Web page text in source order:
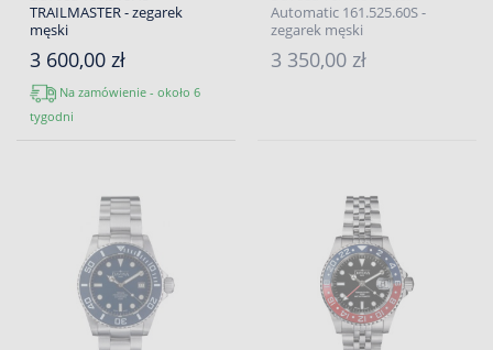
TRAILMASTER - zegarek
męski
3 600,00 zł
Na zamówienie - około 6
tygodni
Automatic 161.525.60S -
zegarek męski
3 350,00 zł